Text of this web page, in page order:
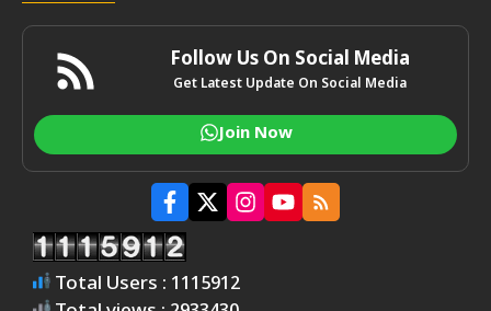
Follow Us On Social Media
Get Latest Update On Social Media
Join Now
Total Users : 1115912